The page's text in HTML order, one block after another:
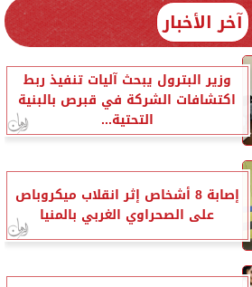
آخر الأخبار
وزير البترول يبحث آليات تنفيذ ربط
اكتشافات الشركة في قبرص بالبنية
التحتية...
إصابة 8 أشخاص إثر انقلاب ميكروباص
على الصحراوي الغربي بالمنيا